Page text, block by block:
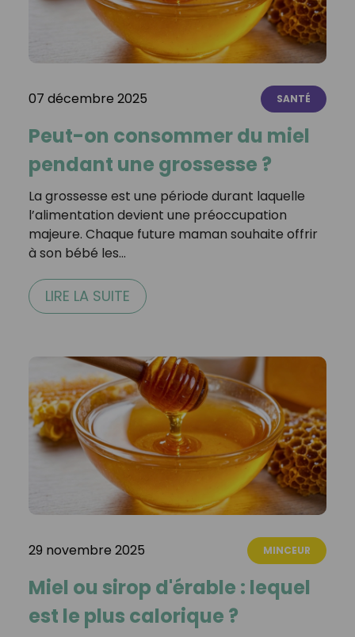
07 décembre 2025 SANTÉ
Peut-on consommer du miel
pendant une grossesse ?
La grossesse est une période durant laquelle
l’alimentation devient une préoccupation
majeure. Chaque future maman souhaite offrir
à son bébé les…
LIRE LA SUITE
29 novembre 2025 MINCEUR
Miel ou sirop d'érable : lequel
est le plus calorique ?